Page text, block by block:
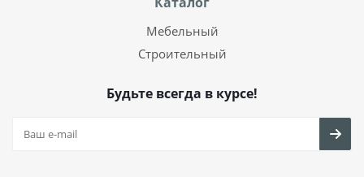
Мебельный
Строительный
Будьте всегда в курсе!